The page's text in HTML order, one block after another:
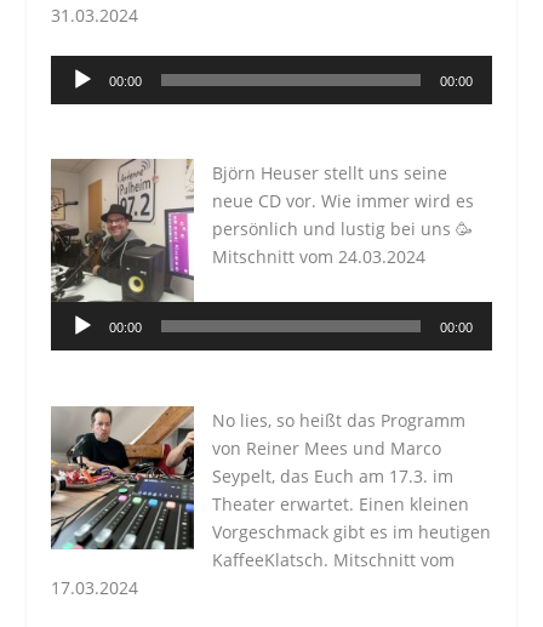
31.03.2024
Audio-
Player
00:00 00:00
Björn Heuser stellt uns seine
neue CD vor. Wie immer wird es
persönlich und lustig bei uns 🥳
Mitschnitt vom 24.03.2024
Player
00:00 00:00
No lies, so heißt das Programm
von Reiner Mees und Marco
Seypelt, das Euch am 17.3. im
Theater erwartet. Einen kleinen
Vorgeschmack gibt es im heutigen
KaffeeKlatsch. Mitschnitt vom
17.03.2024